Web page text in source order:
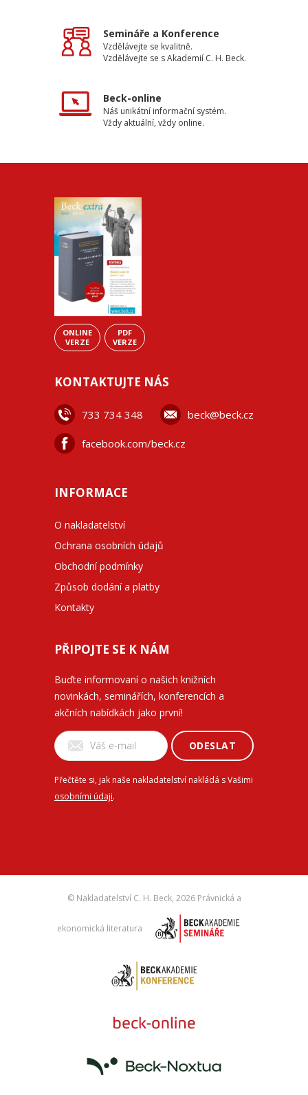
Semináře a Konference
Vzdělávejte se kvalitně.
Vzdělávejte se s Akademií C. H. Beck.
Beck-online
Náš unikátní informační systém.
Vždy aktuální, vždy online.
ONLINE
VERZE
PDF
VERZE
KONTAKTUJTE NÁS
733 734 348 beck@beck.cz
facebook.com/beck.cz
INFORMACE
O nakladatelství
Ochrana osobních údajů
Obchodní podmínky
Způsob dodání a platby
Kontakty
PŘIPOJTE SE K NÁM
Buďte informovaní o našich knižních
novinkách, seminářích, konferencích a
akčních nabídkách jako první!
ODESLAT
Přečtěte si, jak naše nakladatelství nakládá s Vašimi
osobními údaji.
© Nakladatelství C. H. Beck, 2026 Právnická a
ekonomická literatura